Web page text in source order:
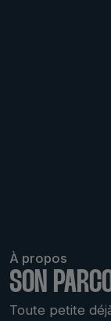
À propos
SON
Toute petite